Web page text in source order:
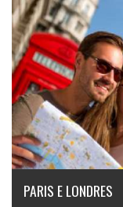
PARIS E LONDRES